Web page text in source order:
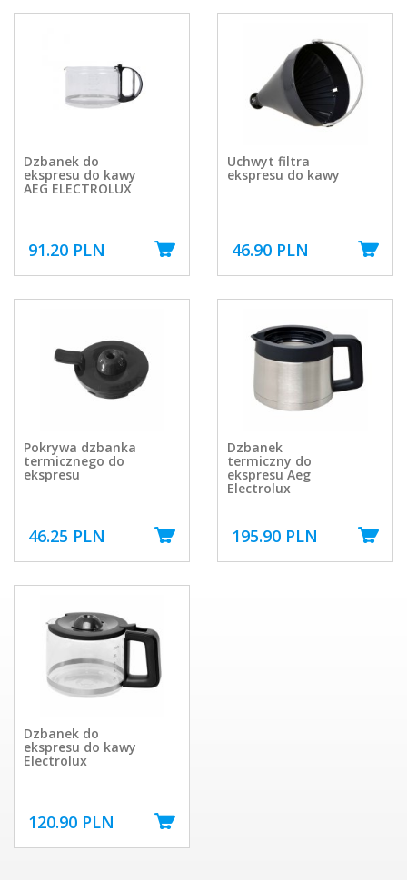
Dzbanek do
ekspresu do kawy
AEG ELECTROLUX
91.20 PLN
Uchwyt filtra
ekspresu do kawy
46.90 PLN
Pokrywa dzbanka
termicznego do
ekspresu
46.25 PLN
Dzbanek
termiczny do
ekspresu Aeg
Electrolux
195.90 PLN
Dzbanek do
ekspresu do kawy
Electrolux
120.90 PLN